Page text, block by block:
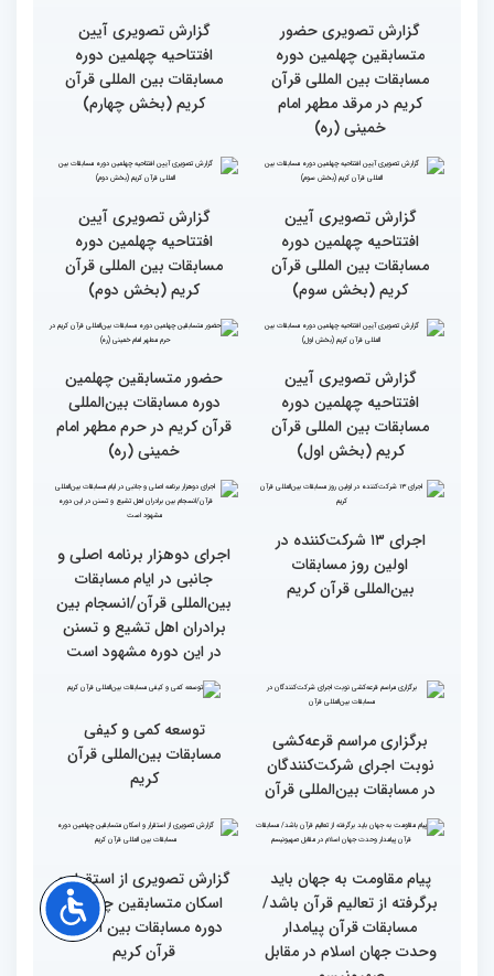
حضور متسابقین از 11 کشور
در اولین روز مسابقات
بین‌المللی قرآن
جزئیات اولین روز رقابت
بخش برادران چهلمین دوره
مسابقات بین‌المللی قرآن
کریم
متسابقین چهلمین دوره
مسابقات بین المللی قرآن
کریم در مرقد مطهر امام
خمینی (ره)
افتتاحیه چهلمین دوره
مسابقات بین المللی قرآن
کریم (بخش چهارم)
گزارش تصویری آیین
افتتاحیه چهلمین دوره
مسابقات بین المللی قرآن
کریم (بخش سوم)
گزارش تصویری آیین
افتتاحیه چهلمین دوره
مسابقات بین المللی قرآن
کریم (بخش دوم)
گزارش تصویری آیین
افتتاحیه چهلمین دوره
مسابقات بین المللی قرآن
حضور متسابقین چهلمین
دوره مسابقات بین‌المللی
قرآن کریم در حرم مطهر امام
خمینی (ره)
اجرای ۱۳ شرکت‌کننده در
اولین روز مسابقات
بین‌المللی قرآن کریم
اجرای دوهزار برنامه اصلی و
جانبی در ایام مسابقات
بین‌المللی قرآن/انسجام بین
برادران اهل تشیع و تسنن
در این دوره مشهود است
برگزاری مراسم قرعه‌‌کشی
نوبت اجرای شرکت‌کنندگان
در مسابقات بین‌المللی قرآن
توسعه کمی و کیفی
مسابقات بین‌المللی قرآن
کریم